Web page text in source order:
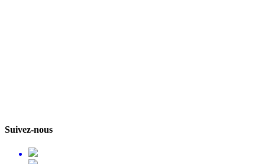
Suivez-nous